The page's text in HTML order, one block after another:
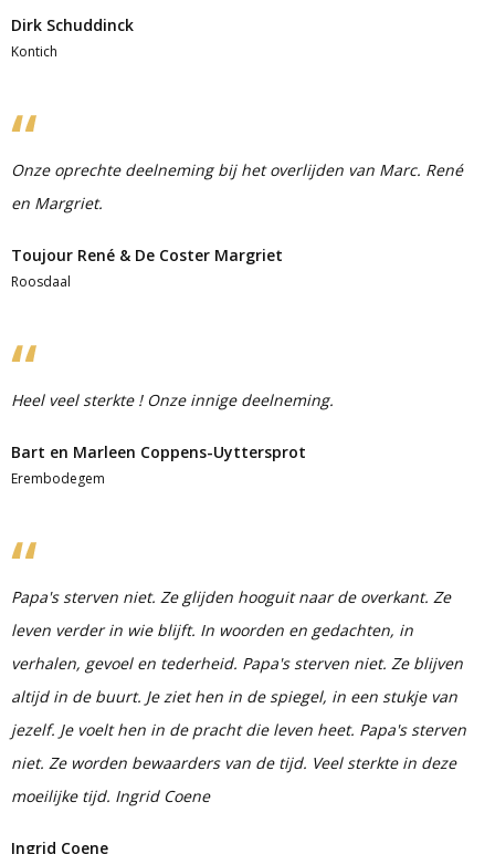
Dirk Schuddinck
Kontich
Onze oprechte deelneming bij het overlijden van Marc. René
en Margriet.
Toujour René & De Coster Margriet
Roosdaal
Heel veel sterkte ! Onze innige deelneming.
Bart en Marleen Coppens-Uyttersprot
Erembodegem
Papa's sterven niet. Ze glijden hooguit naar de overkant. Ze
leven verder in wie blijft. In woorden en gedachten, in
verhalen, gevoel en tederheid. Papa's sterven niet. Ze blijven
altijd in de buurt. Je ziet hen in de spiegel, in een stukje van
jezelf. Je voelt hen in de pracht die leven heet. Papa's sterven
niet. Ze worden bewaarders van de tijd. Veel sterkte in deze
moeilijke tijd. Ingrid Coene
Ingrid Coene